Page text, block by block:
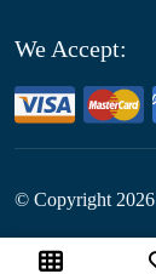
We Accept:
© Copyright 2026
Follow Us: